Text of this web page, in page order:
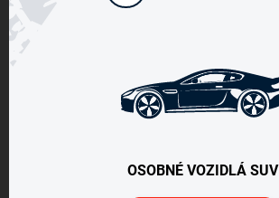
OSOBNÉ VOZIDLÁ SUV